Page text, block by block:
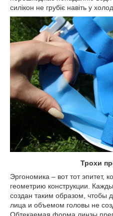
силікон не грубіє навіть у
Трохи
Эргономика – вот тот эпитет,
геометрию конструкции.
создан таким образом, чтобы
лица и объемом головы не